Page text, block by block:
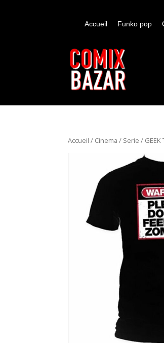
Accueil Funko pop
Accueil / Cinema / Serie / GEEK